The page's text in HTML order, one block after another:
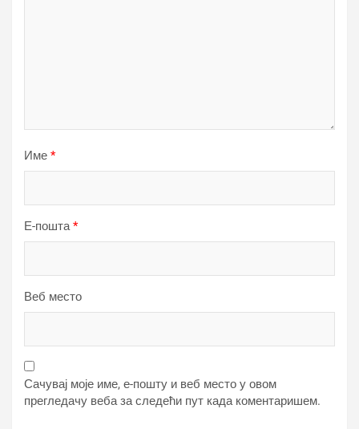
Име *
Е-пошта*
Веб место
Сачувај моје име, е-пошту и веб место у овом
прегледачу веба за следећи пут када коментаришем.